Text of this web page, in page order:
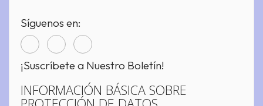
Síguenos en:
¡Suscríbete a Nuestro Boletín!
INFORMACIÓN BÁSICA SOBRE